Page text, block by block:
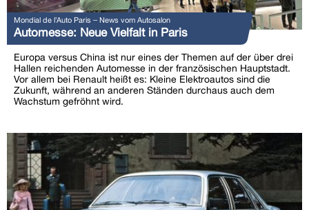
Mondial de l’Auto Paris – News vom Autosalon
Automesse: Neue Vielfalt in Paris
Europa versus China ist nur eines der Themen auf der über drei
Hallen reichenden Automesse in der französischen Hauptstadt.
Vor allem bei Renault heißt es: Kleine Elektroautos sind die
Zukunft, während an anderen Ständen durchaus auch dem
Wachstum gefröhnt wird.